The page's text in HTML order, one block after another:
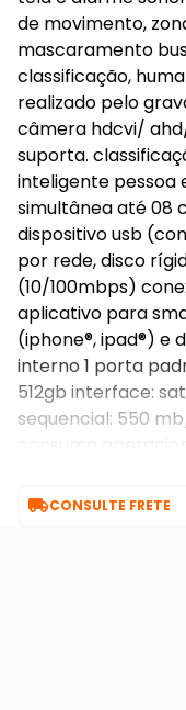
de movimento,
mascaramento
classificação,
realizado pelo
câmera hdcvi/
suporta.
inteligente pessoa
simultânea até 08
dispositivo usb
por rede, disco
(10/100mbps)
aplicativo para
(iphone®, ipad®) e
interno 1 porta
512gb interface:
sequencial: 550
consumo
CONSULTE FRETE